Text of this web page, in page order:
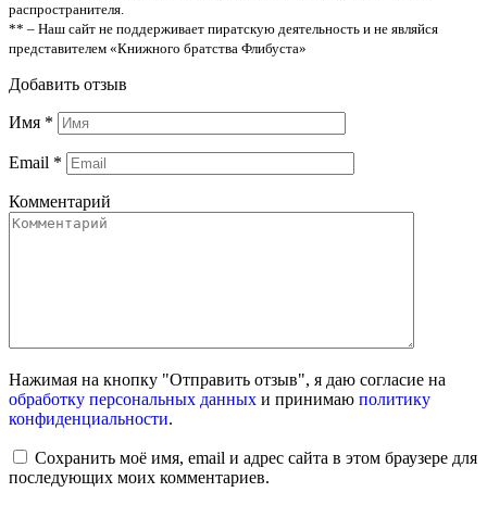
распространителя.
** – Наш сайт не поддерживает пиратскую деятельность и не являйся
представителем «Книжного братства Флибуста»
Добавить отзыв
Имя *
Email *
Комментарий
Нажимая на кнопку "Отправить отзыв", я даю согласие на
обработку персональных данных и принимаю политику
конфиденциальности.
Сохранить моё имя, email и адрес сайта в этом браузере для
последующих моих комментариев.